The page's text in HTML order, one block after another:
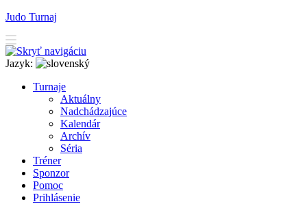
Judo Turnaj
Jazyk:
Turnaje
Aktuálny
Nadchádzajúce
Kalendár
Archív
Séria
Tréner
Sponzor
Pomoc
Prihlásenie